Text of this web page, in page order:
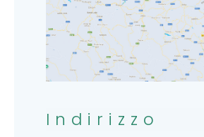
Indirizzo